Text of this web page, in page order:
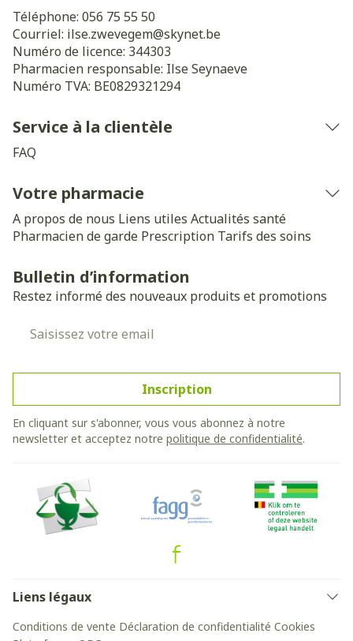
Téléphone: 056 75 55 50
Courriel: ilse.zwevegem@skynet.be
Numéro de licence: 344303
Pharmacien responsable: Ilse Seynaeve
Numéro TVA: BE0829321294
Service à la clientèle
FAQ
Votre pharmacie
A propos de nous Liens utiles Actualités santé
Pharmacien de garde Prescription Tarifs des soins
Bulletin d’information
Restez informé des nouveaux produits et promotions
Inscription
En cliquant sur s'abonner, vous vous abonnez à notre
newsletter et acceptez notre politique de confidentialité.
Liens légaux
Conditions de vente Déclaration de confidentialité Cookies